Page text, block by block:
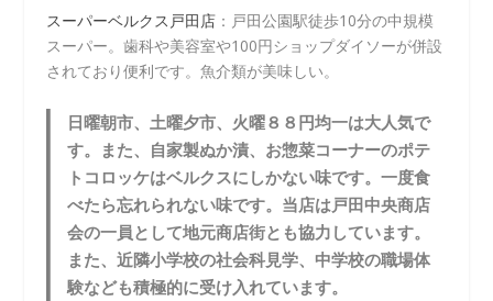
スーパーベルクス戸田店 ：戸田公園駅徒歩10分の中規模
スーパー。歯科や美容室や100円ショップダイソーが併設
されており便利です。魚介類が美味しい。
日曜朝市、土曜夕市、火曜８８円均一は大人気で
す。また、自家製ぬか漬、お惣菜コーナーのポテ
トコロッケはベルクスにしかない味です。一度食
べたら忘れられない味です。当店は戸田中央商店
会の一員として地元商店街とも協力しています。
また、近隣小学校の社会科見学、中学校の職場体
験なども積極的に受け入れています。